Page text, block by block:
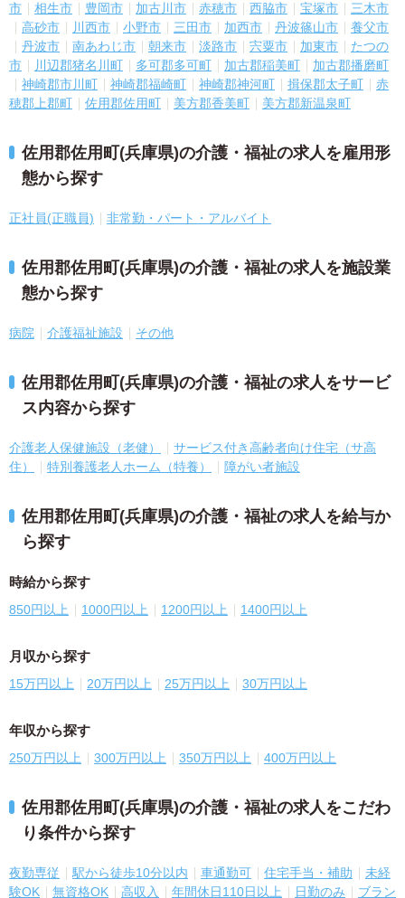
市
相生市 豊岡市 加古川市 赤穂市 西脇市 宝塚市
三木市
高砂市
川西市 小野市 三田市 加西市 丹波篠山市
養父市
丹波市
南あわじ市 朝来市 淡路市 宍粟市 加東市
たつの
市
川辺郡猪名川町 多可郡多可町 加古郡稲美町
加古郡播磨町
神崎郡市川町
神崎郡福崎町 神崎郡神河町 揖保郡太子町
赤
穂郡上郡町
佐用郡佐用町 美方郡香美町 美方郡新温泉町
佐用郡佐用町(兵庫県)の介護・福祉の求人を雇用形
態から探す
正社員(正職員) 非常勤・パート・アルバイト
佐用郡佐用町(兵庫県)の介護・福祉の求人を施設業
態から探す
病院 介護福祉施設 その他
佐用郡佐用町(兵庫県)の介護・福祉の求人をサービ
ス内容から探す
介護老人保健施設（老健）
サービス付き高齢者向け住宅（サ高
住）
特別養護老人ホーム（特養） 障がい者施設
佐用郡佐用町(兵庫県)の介護・福祉の求人を給与か
ら探す
時給から探す
850円以上 1000円以上 1200円以上 1400円以上
月収から探す
15万円以上 20万円以上 25万円以上 30万円以上
年収から探す
250万円以上 300万円以上 350万円以上 400万円以上
佐用郡佐用町(兵庫県)の介護・福祉の求人をこだわ
り条件から探す
夜勤専従 駅から徒歩10分以内 車通勤可 住宅手当・補助
未経
験OK
無資格OK 高収入 年間休日110日以上 日勤のみ ブラン